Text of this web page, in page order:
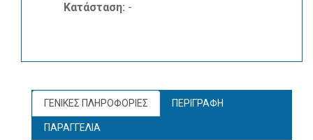
Κατάσταση: -
ΓΕΝΙΚΕΣ ΠΛΗΡΟΦΟΡΙΕΣ ΠΕΡΙΓΡΑΦΗ
ΠΑΡΑΓΓΕΛΙΑ